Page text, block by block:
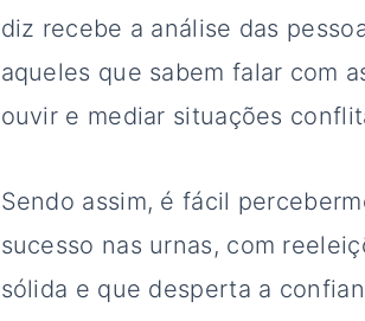
diz recebe a análise das
aqueles que sabem falar com
ouvir e mediar situações
Sendo assim, é fácil
sucesso nas urnas, com
sólida e que desperta a